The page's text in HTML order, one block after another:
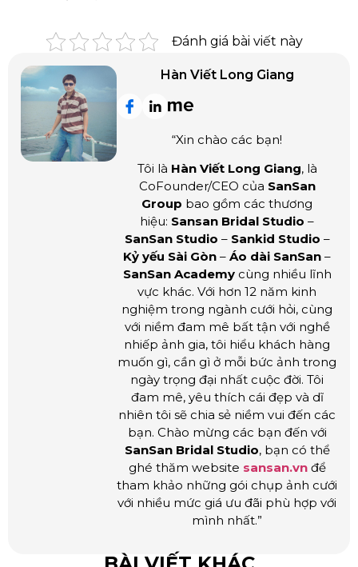
Đánh giá bài viết này
Hàn Viết Long Giang
“Xin chào các bạn!
Tôi là Hàn Viết Long Giang, là
CoFounder/CEO của SanSan
Group bao gồm các thương
hiệu: Sansan Bridal Studio –
SanSan Studio – Sankid Studio –
Kỷ yếu Sài Gòn – Áo dài SanSan –
SanSan Academycùng nhiều lĩnh
vực khác. Với hơn 12 năm kinh
nghiệm trong ngành cưới hỏi, cùng
với niềm đam mê bất tận với nghề
nhiếp ảnh gia, tôi hiểu khách hàng
muốn gì, cần gì ở mỗi bức ảnh trong
ngày trọng đại nhất cuộc đời. Tôi
đam mê, yêu thích cái đẹp và dĩ
nhiên tôi sẽ chia sẻ niềm vui đến các
bạn. Chào mừng các bạn đến với
SanSan Bridal Studio, bạn có thể
ghé thăm website sansan.vnđể
tham khảo những gói chụp ảnh cưới
với nhiều mức giá ưu đãi phù hợp với
mình nhất.”